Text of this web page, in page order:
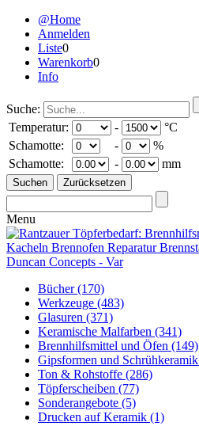
@Home
Anmelden
Liste0
Warenkorb0
Info
Suche:
Temperatur:
-
°C
Schamotte:
-
%
Schamotte:
- mm
Menu
Bücher(170)
Werkzeuge (483)
Glasuren (371)
Keramische Malfarben (341)
Brennhilfsmittel und Öfen (149)
Gipsformen und Schrühkeramik
Ton & Rohstoffe (286)
Töpferscheiben (77)
Sonderangebote (5)
Drucken auf Keramik (1)